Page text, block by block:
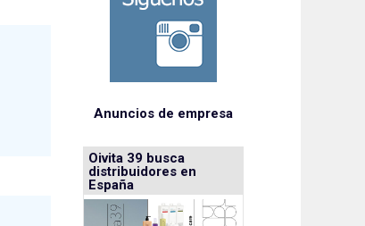
Anuncios de empresa
Oivita 39 busca
distribuidores en
España